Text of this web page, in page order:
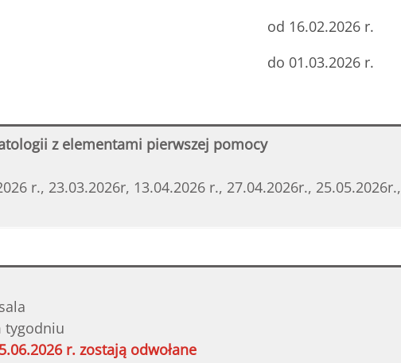
od 16.02.2026 r.
do 01.03.2026 r.
z elementami pierwszej pomocy
r., 23.03.2026r, 13.04.2026 r., 27.04.2026r., 25.05.2026r.,
tygodniu
r. zostają odwołane